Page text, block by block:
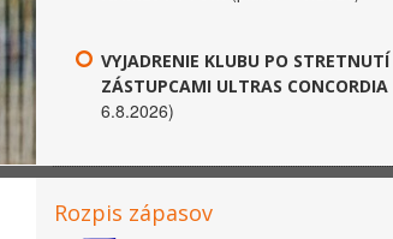
VYJADRENIE KLUBU PO STRETNUTÍ
ZÁSTUPCAMI ULTRAS
6.8.2026)
Rozpis zápasov